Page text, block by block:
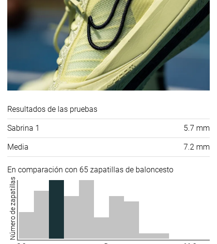
Resultados de las pruebas
Sabrina 1 5.7 mm
Media 7.2 mm
En comparación con 65 zapatillas de baloncesto
Número de zapatillas